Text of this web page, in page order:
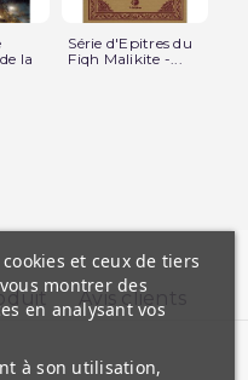
la
Série d'Epitres du
Fiqh Malikite -...
Avis clients
et ceux de tiers
montrer des
en analysant vos
à son utilisation,